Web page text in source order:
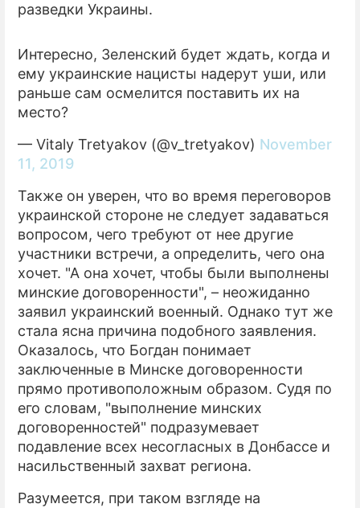
разведки Украины.
Интересно, Зеленский будет ждать, когда и
ему украинские нацисты надерут уши, или
раньше сам осмелится поставить их на
место?
— Vitaly Tretyakov (@v_tretyakov) November
11, 2019
Также он уверен, что во время переговоров
украинской стороне не следует задаваться
вопросом, чего требуют от нее другие
участники встречи, а определить, чего она
хочет. "А она хочет, чтобы были выполнены
минские договоренности", – неожиданно
заявил украинский военный. Однако тут же
стала ясна причина подобного заявления.
Оказалось, что Богдан понимает
заключенные в Минске договоренности
прямо противоположным образом. Судя по
его словам, "выполнение минских
договоренностей" подразумевает
подавление всех несогласных в Донбассе и
насильственный захват региона.
Разумеется, при таком взгляде на